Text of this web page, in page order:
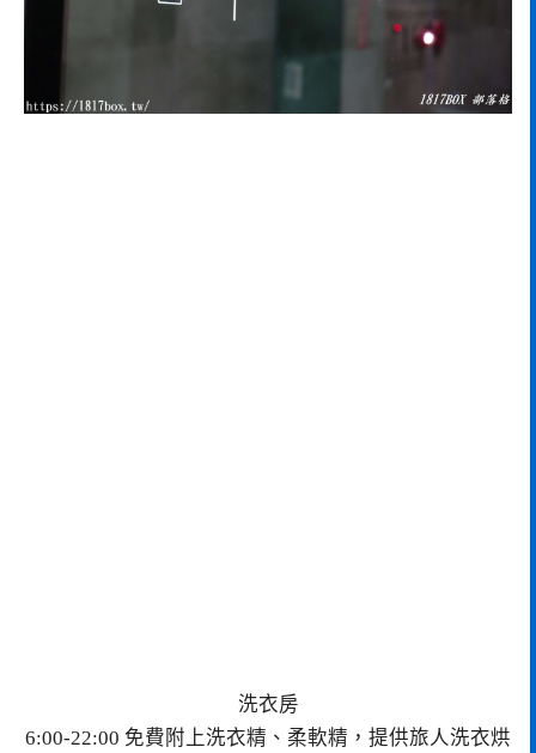
洗衣房
6:00-22:00 免費附上洗衣精、柔軟精，提供旅人洗衣烘